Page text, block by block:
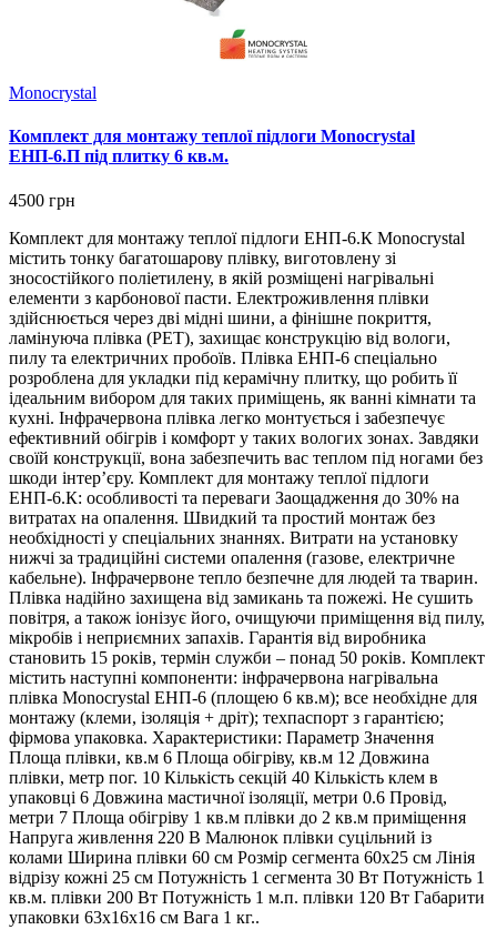
Monocrystal
Комплект для монтажу теплої підлоги Monocrystal
ЕНП-6.П під плитку 6 кв.м.
4500 грн
Комплект для монтажу теплої підлоги ЕНП-6.К Monocrystal
містить тонку багатошарову плівку, виготовлену зі
зносостійкого поліетилену, в якій розміщені нагрівальні
елементи з карбонової пасти. Електроживлення плівки
здійснюється через дві мідні шини, а фінішне покриття,
ламінуюча плівка (РЕТ), захищає конструкцію від вологи,
пилу та електричних пробоїв. Плівка ЕНП-6 спеціально
розроблена для укладки під керамічну плитку, що робить її
ідеальним вибором для таких приміщень, як ванні кімнати та
кухні. Інфрачервона плівка легко монтується і забезпечує
ефективний обігрів і комфорт у таких вологих зонах. Завдяки
своїй конструкції, вона забезпечить вас теплом під ногами без
шкоди інтер’єру. Комплект для монтажу теплої підлоги
ЕНП-6.К: особливості та переваги Заощадження до 30% на
витратах на опалення. Швидкий та простий монтаж без
необхідності у спеціальних знаннях. Витрати на установку
нижчі за традиційні системи опалення (газове, електричне
кабельне). Інфрачервоне тепло безпечне для людей та тварин.
Плівка надійно захищена від замикань та пожежі. Не сушить
повітря, а також іонізує його, очищуючи приміщення від пилу,
мікробів і неприємних запахів. Гарантія від виробника
становить 15 років, термін служби – понад 50 років. Комплект
містить наступні компоненти: інфрачервона нагрівальна
плівка Monocrystal ЕНП-6 (площею 6 кв.м); все необхідне для
монтажу (клеми, ізоляція + дріт); техпаспорт з гарантією;
фірмова упаковка. Характеристики: Параметр Значення
Площа плівки, кв.м 6 Площа обігріву, кв.м 12 Довжина
плівки, метр пог. 10 Кількість секцій 40 Кількість клем в
упаковці 6 Довжина мастичної ізоляції, метри 0.6 Провід,
метри 7 Площа обігріву 1 кв.м плівки до 2 кв.м приміщення
Напруга живлення 220 В Малюнок плівки суцільний із
колами Ширина плівки 60 см Розмір сегмента 60х25 см Лінія
відрізу кожні 25 см Потужність 1 сегмента 30 Вт Потужність 1
кв.м. плівки 200 Вт Потужність 1 м.п. плівки 120 Вт Габарити
упаковки 63х16х16 см Вага 1 кг..